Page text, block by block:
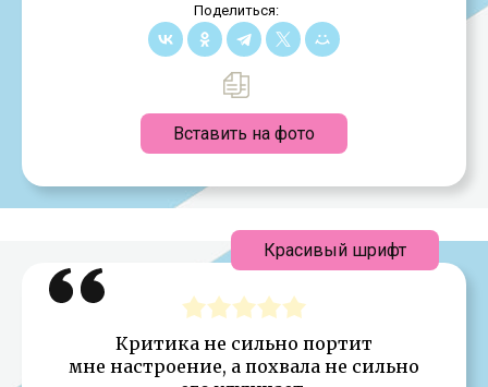
Поделиться:
Вставить на фото
Критика не сильно портит
мне настроение, а похвала не сильно
Красивый шрифт